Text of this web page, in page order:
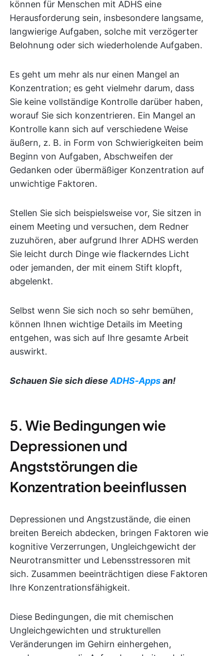
können für Menschen mit ADHS eine
Herausforderung sein, insbesondere langsame,
langwierige Aufgaben, solche mit verzögerter
Belohnung oder sich wiederholende Aufgaben.
Es geht um mehr als nur einen Mangel an
Konzentration; es geht vielmehr darum, dass
Sie keine vollständige Kontrolle darüber haben,
worauf Sie sich konzentrieren. Ein Mangel an
Kontrolle kann sich auf verschiedene Weise
äußern, z. B. in Form von Schwierigkeiten beim
Beginn von Aufgaben, Abschweifen der
Gedanken oder übermäßiger Konzentration auf
unwichtige Faktoren.
Stellen Sie sich beispielsweise vor, Sie sitzen in
einem Meeting und versuchen, dem Redner
zuzuhören, aber aufgrund Ihrer ADHS werden
Sie leicht durch Dinge wie flackerndes Licht
oder jemanden, der mit einem Stift klopft,
abgelenkt.
Selbst wenn Sie sich noch so sehr bemühen,
können Ihnen wichtige Details im Meeting
entgehen, was sich auf Ihre gesamte Arbeit
auswirkt.
Schauen Sie sich diese ADHS-Appsan!
5. Wie Bedingungen wie
Depressionen und
Angststörungen die
Konzentration beeinflussen
Depressionen und Angstzustände, die einen
breiten Bereich abdecken, bringen Faktoren wie
kognitive Verzerrungen, Ungleichgewicht der
Neurotransmitter und Lebensstressoren mit
sich. Zusammen beeinträchtigen diese Faktoren
Ihre Konzentrationsfähigkeit.
Diese Bedingungen, die mit chemischen
Ungleichgewichten und strukturellen
Veränderungen im Gehirn einhergehen,